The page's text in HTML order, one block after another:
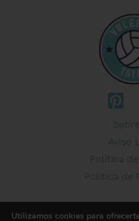
Aviso
Política
Política de
Utilizamos cookies para